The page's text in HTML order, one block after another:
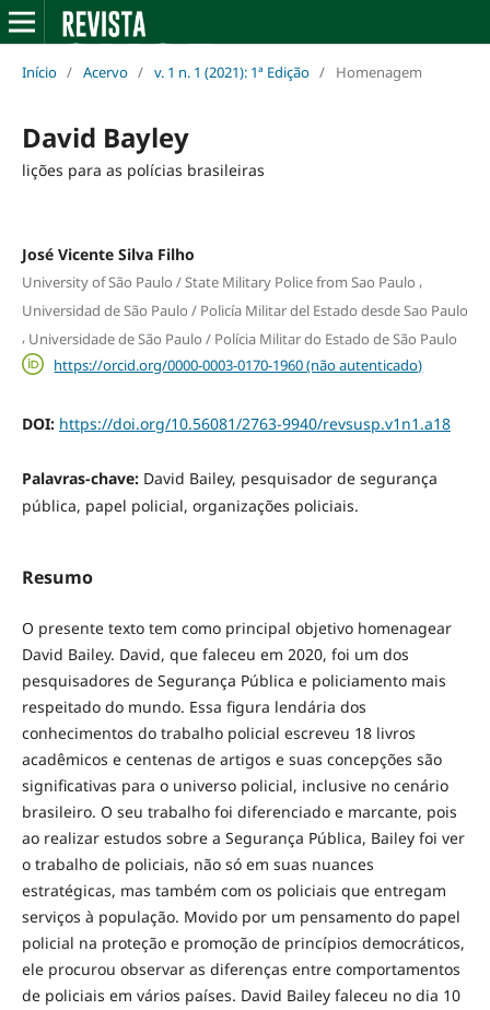
Início / Acervo / v. 1 n. 1 (2021): 1ª Edição / Homenagem
David Bayley
lições para as polícias brasileiras
José Vicente Silva Filho
University of São Paulo / State Military Police from Sao Paulo ,
Universidad de São Paulo / Policía Militar del Estado desde Sao Paulo
, Universidade de São Paulo / Polícia Militar do Estado de São Paulo
https://orcid.org/0000-0003-0170-1960 (não autenticado)
DOI: https://doi.org/10.56081/2763-9940/revsusp.v1n1.a18
Palavras-chave: David Bailey, pesquisador de segurança
pública, papel policial, organizações policiais.
Resumo
O presente texto tem como principal objetivo homenagear
David Bailey. David, que faleceu em 2020, foi um dos
pesquisadores de Segurança Pública e policiamento mais
respeitado do mundo. Essa figura lendária dos
conhecimentos do trabalho policial escreveu 18 livros
acadêmicos e centenas de artigos e suas concepções são
significativas para o universo policial, inclusive no cenário
brasileiro. O seu trabalho foi diferenciado e marcante, pois
ao realizar estudos sobre a Segurança Pública, Bailey foi ver
o trabalho de policiais, não só em suas nuances
estratégicas, mas também com os policiais que entregam
serviços à população. Movido por um pensamento do papel
policial na proteção e promoção de princípios democráticos,
ele procurou observar as diferenças entre comportamentos
de policiais em vários países. David Bailey faleceu no dia 10